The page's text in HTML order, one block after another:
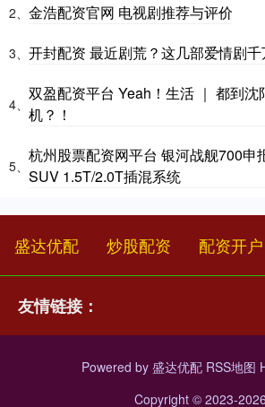
2、 金浩配资官网 电视剧推荐与评价
3、 开封配资 最近剧荒？这几部爱情剧千
4、
双盈配资平台 Yeah！生活 ｜ 都到
机？！
5、
杭州股票配资网平台 银河战舰700申
SUV 1.5T/2.0T插混系统
盛达优配 炒股配资 配资开户
友情链接：
Powered by 盛达优配 RSS地图
Copyright © 2023-2026